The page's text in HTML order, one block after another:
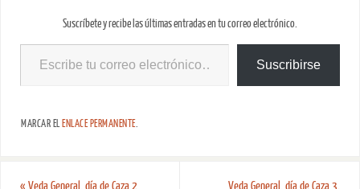
Suscríbete y recibe las últimas entradas en tu correo electrónico.
Suscribirse
MARCAR EL ENLACE PERMANENTE.
« Veda General, día de Caza 2
Veda General, día de Caza 3.